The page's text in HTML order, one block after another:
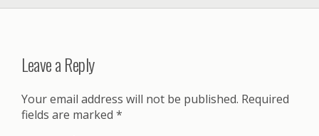
Leave a Reply
Your email address will not be published. Required
fields are marked *